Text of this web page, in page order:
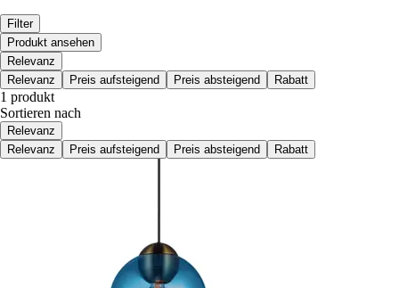
Filter
Produkt ansehen
Relevanz
Relevanz
Preis aufsteigend Preis absteigend Rabatt
1 produkt
Sortieren nach
Relevanz
Relevanz
Preis aufsteigend Preis absteigend Rabatt